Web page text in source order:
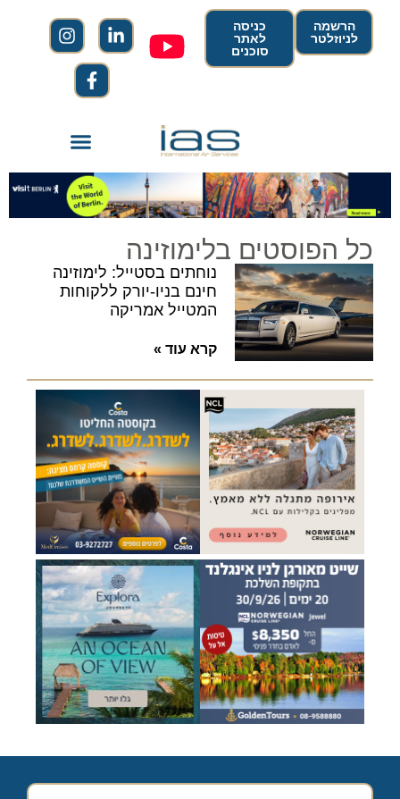
הרשמה
לניוזלטר
כניסה
לאתר
סוכנים
כל הפוסטים בלימוזינה
נוחתים בסטייל: לימוזינה
חינם בניו-יורק ללקוחות
המטייל אמריקה
קרא עוד »